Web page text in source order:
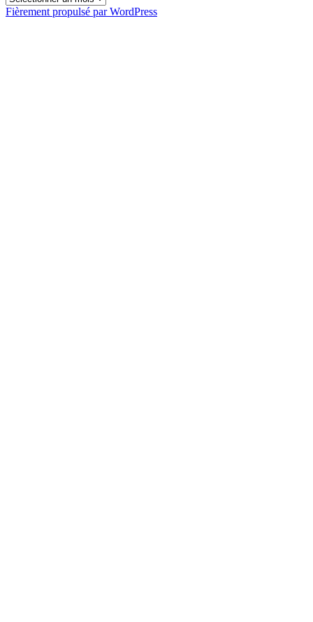
Fièrement propulsé par WordPress